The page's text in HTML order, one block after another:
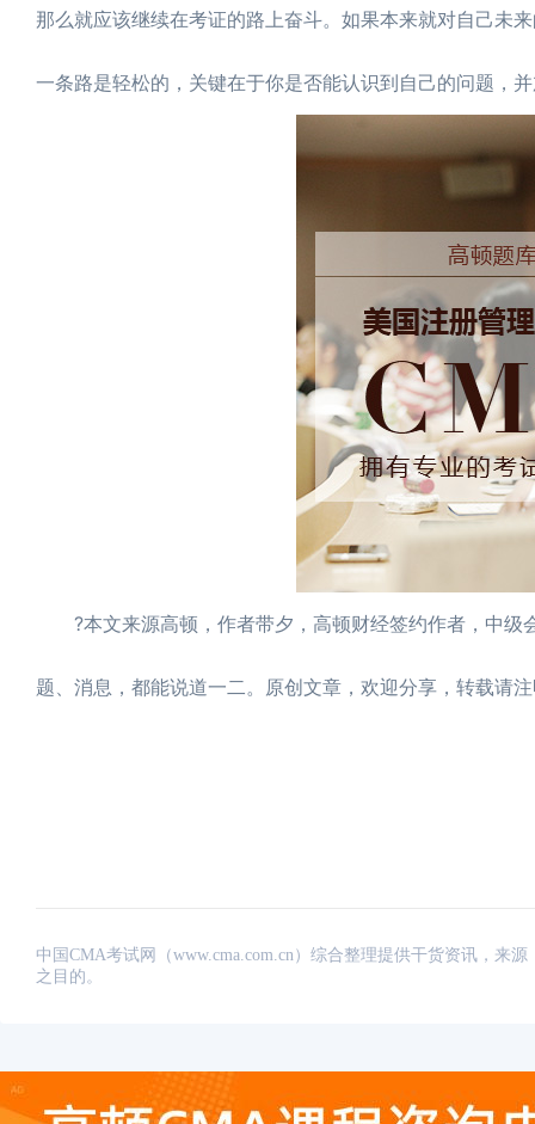
那么就应该继续在考证的路上奋斗。如果本来就对自己未
一条路是轻松的，关键在于你是否能认识到自己的问题，
?本文来源高顿，作者带夕，高顿财经签约作者，中级
题、消息，都能说道一二。原创文章，欢迎分享，转载请
中国CMA考试网（www.cma.com.cn）综合整理提供干货资讯，来
之目的。